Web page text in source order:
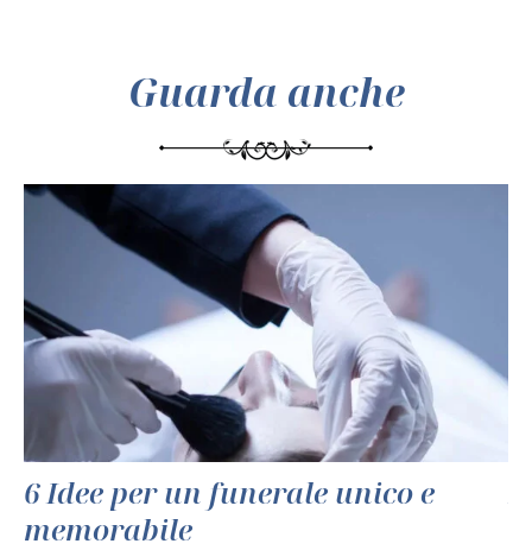
Guarda anche
6 Idee per un funerale unico e
memorabile